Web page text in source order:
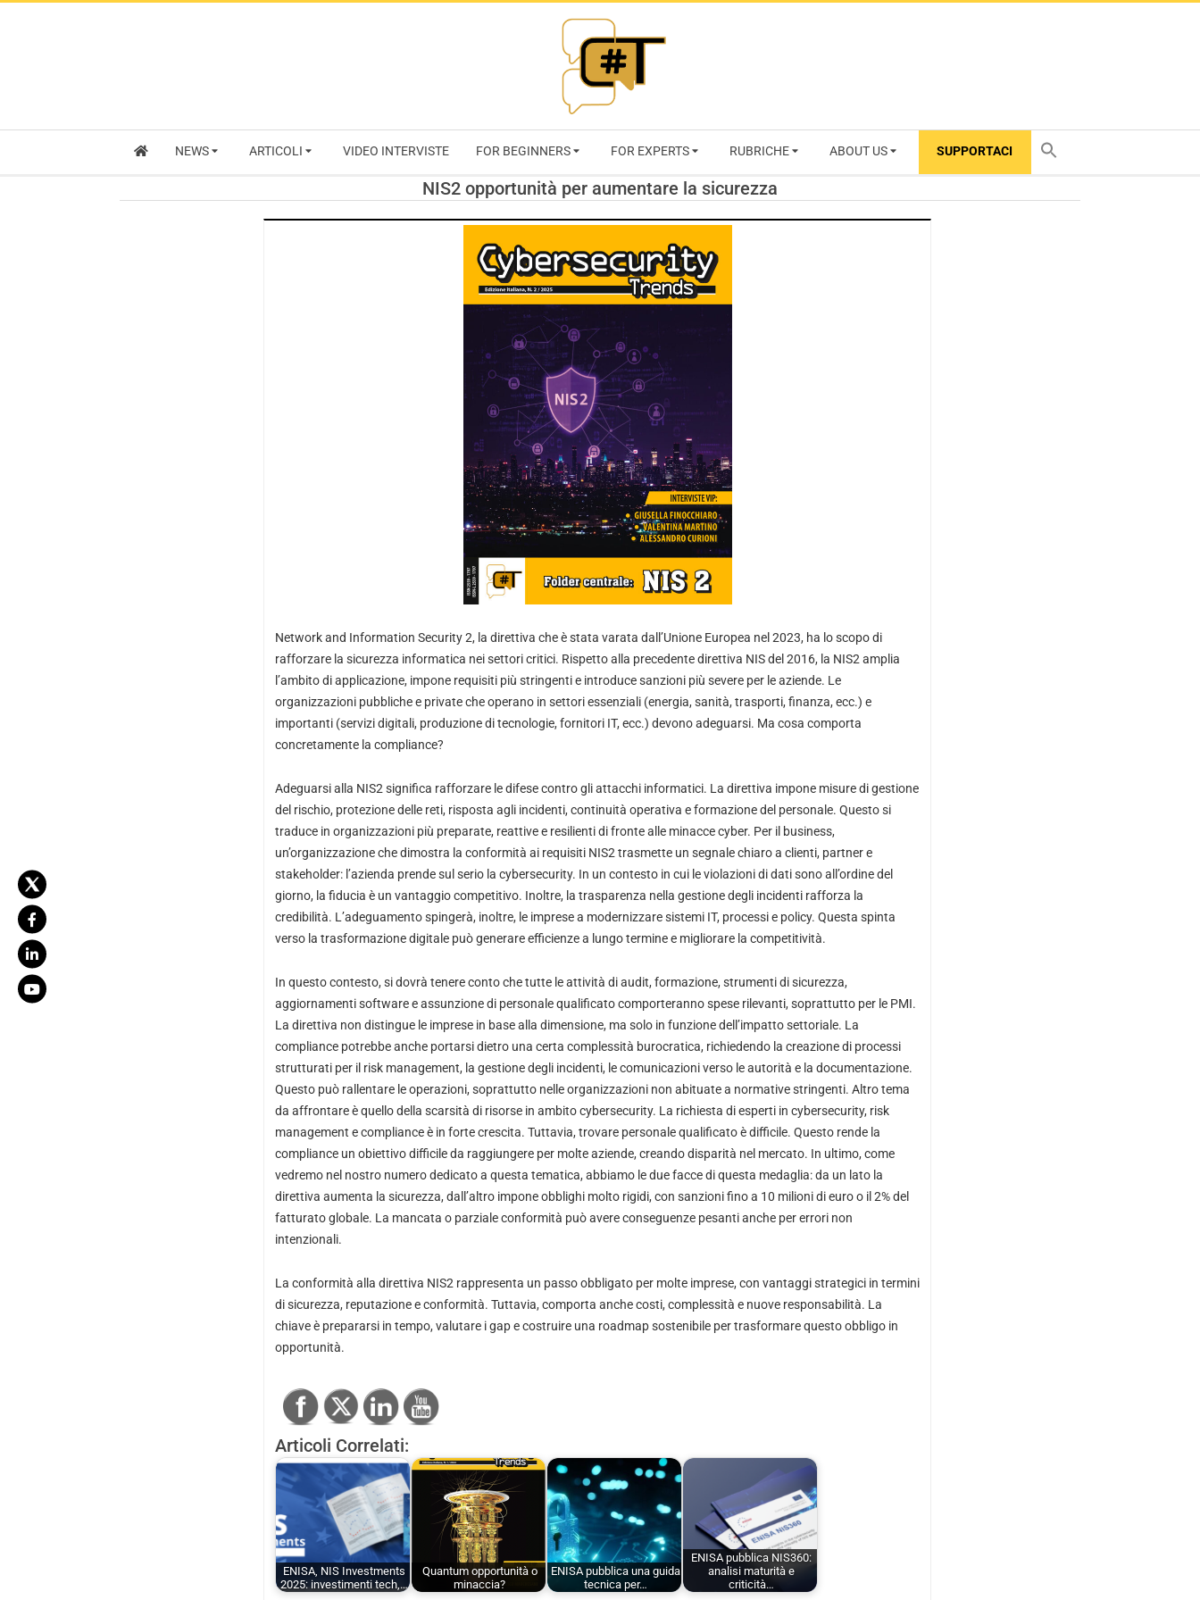
RIVISTA
CYBERSECURITY
TRENDS
NEWS ARTICOLI VIDEO INTERVISTE FOR BEGINNERS FOR EXPERTS RUBRICHE ABOUT US SUPPORTACI
NIS2 opportunità per aumentare la sicurezza
Network and Information Security 2, la direttiva che è stata varata dall’Unione Europea nel 2023, ha lo scopo di
rafforzare la sicurezza informatica nei settori critici. Rispetto alla precedente direttiva NIS del 2016, la NIS2 amplia
l’ambito di applicazione, impone requisiti più stringenti e introduce sanzioni più severe per le aziende. Le
organizzazioni pubbliche e private che operano in settori essenziali (energia, sanità, trasporti, finanza, ecc.) e
importanti (servizi digitali, produzione di tecnologie, fornitori IT, ecc.) devono adeguarsi. Ma cosa comporta
concretamente la compliance?
Adeguarsi alla NIS2 significa rafforzare le difese contro gli attacchi informatici. La direttiva impone misure di gestione
del rischio, protezione delle reti, risposta agli incidenti, continuità operativa e formazione del personale. Questo si
traduce in organizzazioni più preparate, reattive e resilienti di fronte alle minacce cyber. Per il business,
un’organizzazione che dimostra la conformità ai requisiti NIS2 trasmette un segnale chiaro a clienti, partner e
stakeholder: l’azienda prende sul serio la cybersecurity. In un contesto in cui le violazioni di dati sono all’ordine del
giorno, la fiducia è un vantaggio competitivo. Inoltre, la trasparenza nella gestione degli incidenti rafforza la
credibilità. L’adeguamento spingerà, inoltre, le imprese a modernizzare sistemi IT, processi e policy. Questa spinta
verso la trasformazione digitale può generare efficienze a lungo termine e migliorare la competitività.
In questo contesto, si dovrà tenere conto che tutte le attività di audit, formazione, strumenti di sicurezza,
aggiornamenti software e assunzione di personale qualificato comporteranno spese rilevanti, soprattutto per le PMI.
La direttiva non distingue le imprese in base alla dimensione, ma solo in funzione dell’impatto settoriale. La
compliance potrebbe anche portarsi dietro una certa complessità burocratica, richiedendo la creazione di processi
strutturati per il risk management, la gestione degli incidenti, le comunicazioni verso le autorità e la documentazione.
Questo può rallentare le operazioni, soprattutto nelle organizzazioni non abituate a normative stringenti. Altro tema
da affrontare è quello della scarsità di risorse in ambito cybersecurity. La richiesta di esperti in cybersecurity, risk
management e compliance è in forte crescita. Tuttavia, trovare personale qualificato è difficile. Questo rende la
compliance un obiettivo difficile da raggiungere per molte aziende, creando disparità nel mercato. In ultimo, come
vedremo nel nostro numero dedicato a questa tematica, abbiamo le due facce di questa medaglia: da un lato la
direttiva aumenta la sicurezza, dall’altro impone obblighi molto rigidi, con sanzioni fino a 10 milioni di euro o il 2% del
fatturato globale. La mancata o parziale conformità può avere conseguenze pesanti anche per errori non
intenzionali.
La conformità alla direttiva NIS2 rappresenta un passo obbligato per molte imprese, con vantaggi strategici in termini
di sicurezza, reputazione e conformità. Tuttavia, comporta anche costi, complessità e nuove responsabilità. La
chiave è prepararsi in tempo, valutare i gap e costruire una roadmap sostenibile per trasformare questo obbligo in
opportunità.
Articoli Correlati:
ENISA, NIS Investments
2025: investimenti tech,…
Quantum opportunità o
minaccia?
ENISA pubblica una guida
tecnica per…
ENISA pubblica NIS360:
analisi maturità e
criticità…